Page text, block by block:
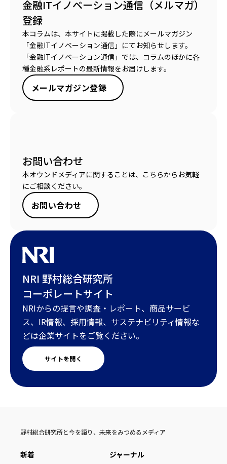
金融ITイノベーション通信（メルマガ）
登録
本コラムは、本サイトに掲載した際にメールマガジン
「金融ITイノベーション通信」にてお知らせします。
「金融ITイノベーション通信」では、コラムのほかに各
種金融系レポートの最新情報をお届けします。
メールマガジン登録
お問い合わせ
本オウンドメディアに関することは、こちらからお気軽
にご相談ください。
お問い合わせ
NRI 野村総合研究所
コーポレートサイト
NRIからの提言や調査・レポート、商品サービ
ス、IR情報、採用情報、サステナビリティ情報な
どは企業サイトをご覧ください。
サイトを開く
野村総合研究所と今を語り、未来をみつめるメディア
新着 ジャーナル